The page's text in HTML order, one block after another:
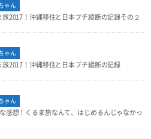
ゃん
2017！沖縄移住と日本プチ縦断の記録その２
ゃん
2017！沖縄移住と日本プチ縦断の記録
ゃん
感想！くるま旅なんて、はじめるんじゃなかっ